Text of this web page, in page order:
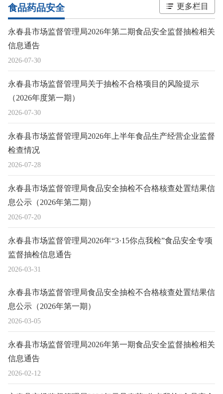
食品药品安全 更多栏目
2026-07-30
永春县市场监督管理局2026年第二期食品安全监督抽检相关
信息通告
2026-07-30
永春县市场监督管理局关于抽检不合格项目的风险提示
（2026年度第一期）
2026-07-28
永春县市场监督管理局2026年上半年食品生产经营企业监督
检查情况
2026-07-20
永春县市场监督管理局食品安全抽检不合格核查处置结果信
息公示（2026年第二期）
2026-03-31
永春县市场监督管理局2026年“3·15你点我检”食品安全专项
监督抽检信息通告
2026-03-05
永春县市场监督管理局食品安全抽检不合格核查处置结果信
息公示（2026年第一期）
2026-02-12
永春县市场监督管理局2026年第一期食品安全监督抽检相关
信息通告